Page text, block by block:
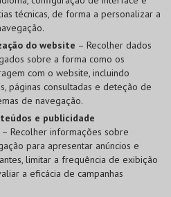
técnicas, de forma a personalizar a
do website – Recolher dados
sobre a forma como os
com o website, incluindo
páginas consultadas e deteção de
de navegação.
e publicidade
– Recolher informações sobre
para apresentar anúncios e
limitar a frequência de exibição
a eficácia de campanhas